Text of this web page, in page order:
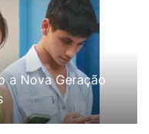
a Nova Geração